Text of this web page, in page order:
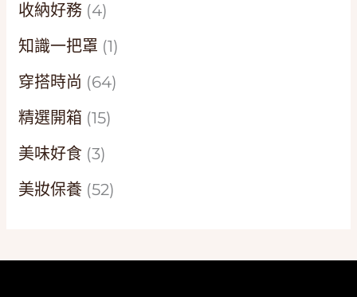
收納好務 (4)
知識一把罩 (1)
穿搭時尚 (64)
精選開箱 (15)
美味好食 (3)
美妝保養 (52)